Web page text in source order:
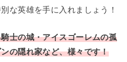
な英雄を手に入れましょう！
士の城・アイスゴーレムの孤
の隠れ家など、様々です！